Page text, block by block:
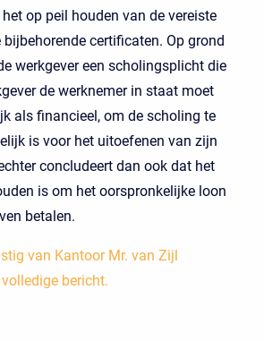
op peil houden van de vereiste
certificaten. Op grond
werkgever een scholingsplicht die
de werknemer in staat moet
als financieel, om de scholing te
is voor het uitoefenen van zijn
concludeert dan ook dat het
is om het oorspronkelijke loon
betalen.
van Kantoor Mr. van Zijl
bericht.